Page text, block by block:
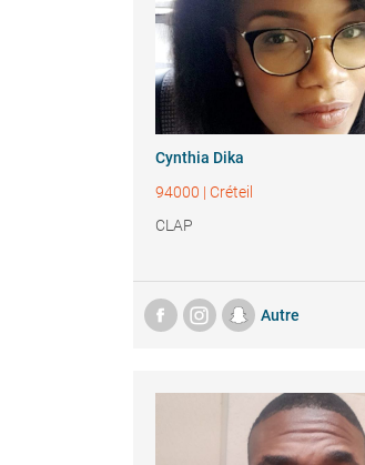
Cynthia Dika
94000 | Créteil
CLAP
Autre